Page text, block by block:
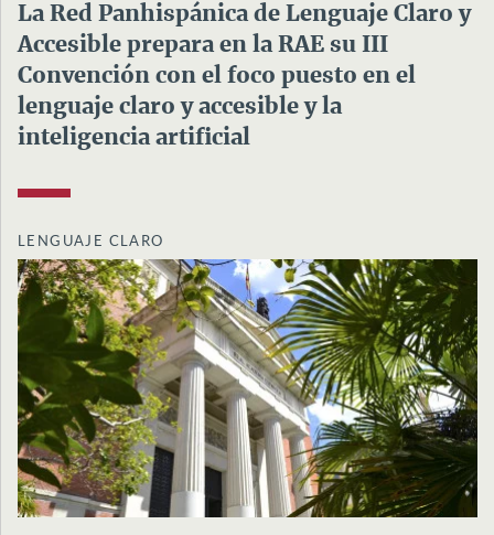
La Red Panhispánica de Lenguaje Claro y
Accesible prepara en la RAE su III
Convención con el foco puesto en el
lenguaje claro y accesible y la
inteligencia artificial
LENGUAJE CLARO